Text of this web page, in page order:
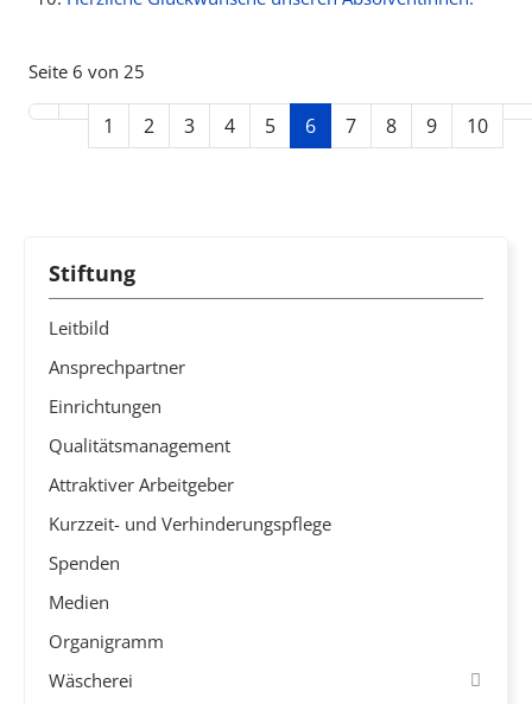
Seite 6 von 25
1 2 3 4 5 6 7 8 9 10
Stiftung
Leitbild
Ansprechpartner
Einrichtungen
Qualitätsmanagement
Attraktiver Arbeitgeber
Kurzzeit- und Verhinderungspflege
Spenden
Medien
Organigramm
Wäscherei